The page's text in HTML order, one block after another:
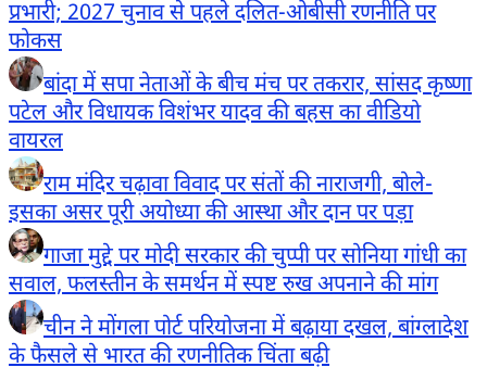
प्रभारी; 2027 चुनाव से पहले दलित-ओबीसी रणनीति पर
फोकस
बांदा में सपा नेताओं के बीच मंच पर तकरार, सांसद कृष्णा
पटेल और विधायक विशंभर यादव की बहस का वीडियो
वायरल
राम मंदिर चढ़ावा विवाद पर संतों की नाराजगी, बोले-
इसका असर पूरी अयोध्या की आस्था और दान पर पड़ा
गाजा मुद्दे पर मोदी सरकार की चुप्पी पर सोनिया गांधी का
सवाल, फलस्तीन के समर्थन में स्पष्ट रुख अपनाने की मांग
चीन ने मोंगला पोर्ट परियोजना में बढ़ाया दखल, बांग्लादेश
के फैसले से भारत की रणनीतिक चिंता बढ़ी